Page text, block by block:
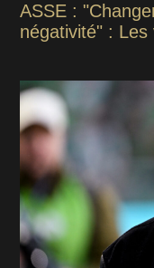
ASSE :
négativité" :